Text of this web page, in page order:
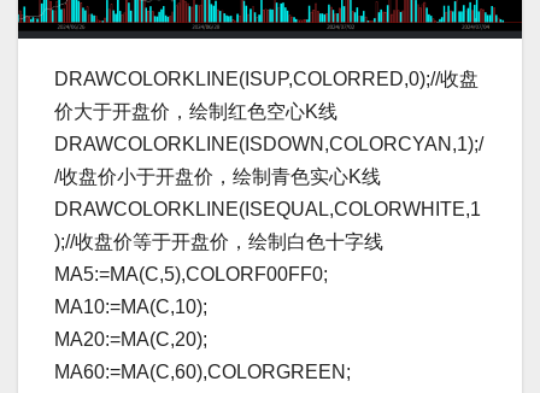
DRAWCOLORKLINE(ISUP,COLORRED,0);//收盘
价大于开盘价，绘制红色空心K线
DRAWCOLORKLINE(ISDOWN,COLORCYAN,1);/
/收盘价小于开盘价，绘制青色实心K线
DRAWCOLORKLINE(ISEQUAL,COLORWHITE,1
);//收盘价等于开盘价，绘制白色十字线
MA5:=MA(C,5),COLORF00FF0;
MA10:=MA(C,10);
MA20:=MA(C,20);
MA60:=MA(C,60),COLORGREEN;